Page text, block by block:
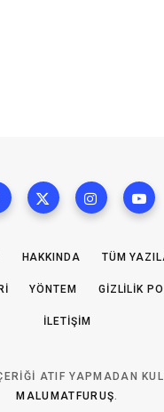
HAKKINDA TÜM
YÖNTEM GIZLILIK
İLETIŞIM
ATIF YAPMADAN
MALUMATFURUŞ.